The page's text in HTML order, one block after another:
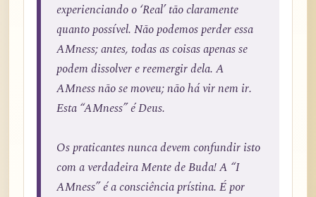
experienciando o ‘Real’ tão claramente
quanto possível. Não podemos perder essa
AMness; antes, todas as coisas apenas se
podem dissolver e reemergir dela. A
AMness não se moveu; não há vir nem ir.
Esta “AMness” é Deus.
Os praticantes nunca devem confundir isto
com a verdadeira Mente de Buda! A “I
AMness” é a consciência prístina. É por